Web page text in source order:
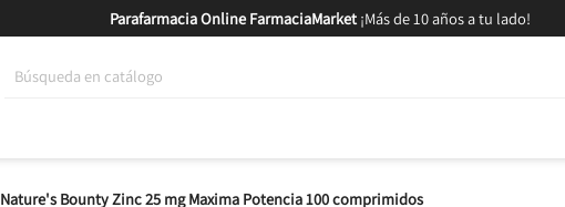
Parafarmacia Online FarmaciaMarket¡Más de 10 años a tu lado!
Nature's Bounty Zinc 25 mg Maxima Potencia 100 comprimidos